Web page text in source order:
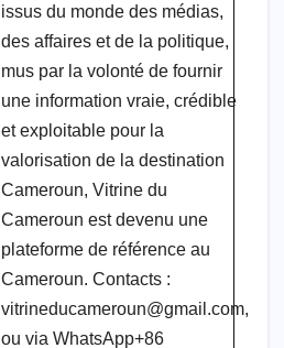
issus du monde des médias,
des affaires et de la politique,
mus par la volonté de fournir
une information vraie, crédible
et exploitable pour la
valorisation de la destination
Cameroun, Vitrine du
Cameroun est devenu une
plateforme de référence au
Cameroun. Contacts :
vitrineducameroun@gmail.com,
ou via WhatsApp+86